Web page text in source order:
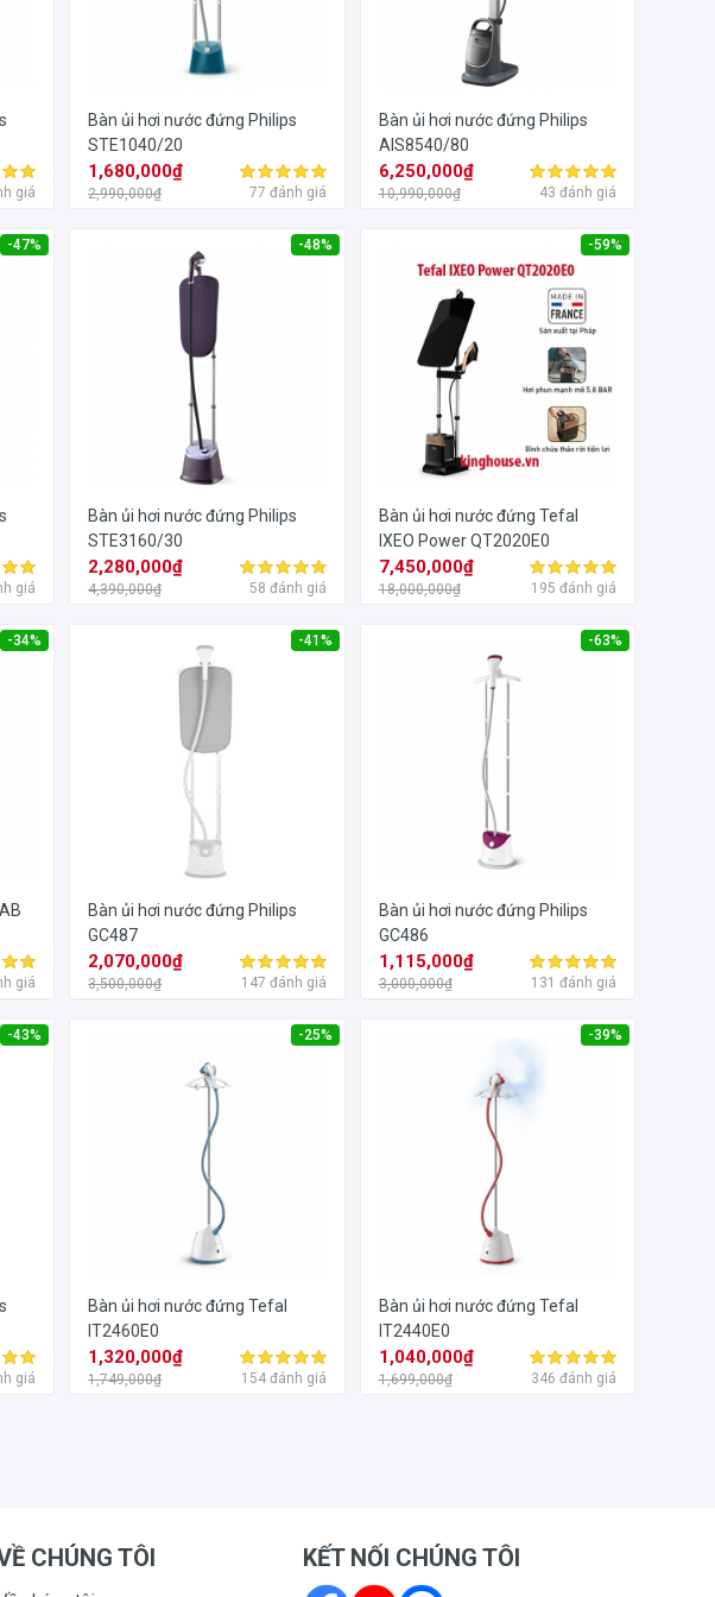
giá
Bàn ủi hơi nước đứng Philips
STE1040/20
1,680,000₫
2,990,000₫ 77 đánh giá
Bàn ủi hơi nước đứng Philips
AIS8540/80
6,250,000₫
10,990,000₫ 43 đánh giá
-47%
giá
-48%
Bàn ủi hơi nước đứng Philips
STE3160/30
2,280,000₫
4,390,000₫ 58 đánh giá
-59%
Bàn ủi hơi nước đứng Tefal
IXEO Power QT2020E0
7,450,000₫
18,000,000₫ 195 đánh giá
-34%
giá
-41%
Bàn ủi hơi nước đứng Philips
GC487
2,070,000₫
3,500,000₫ 147 đánh giá
-63%
Bàn ủi hơi nước đứng Philips
GC486
1,115,000₫
3,000,000₫ 131 đánh giá
-43%
giá
-25%
Bàn ủi hơi nước đứng Tefal
IT2460E0
1,320,000₫
1,749,000₫ 154 đánh giá
-39%
Bàn ủi hơi nước đứng Tefal
IT2440E0
1,040,000₫
1,699,000₫ 346 đánh giá
CHÚNG TÔI KẾT NỐI CHÚNG TÔI